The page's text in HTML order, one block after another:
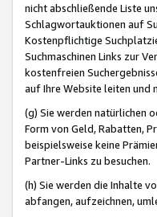
nicht abschließende Liste
Schlagwortauktionen auf
Kostenpflichtige
Suchmaschinen Links zur
kostenfreien
auf Ihre Website leiten
(g) Sie werden natürlichen
Form von Geld, Rabatten,
beispielsweise keine
Partner-Links zu besuchen.
(h) Sie werden die Inhalte
abfangen, aufzeichnen,